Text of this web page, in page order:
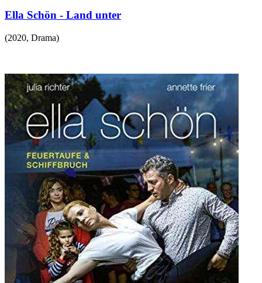
Ella Schön - Land unter
(2020, Drama)